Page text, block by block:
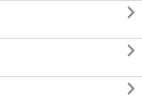


